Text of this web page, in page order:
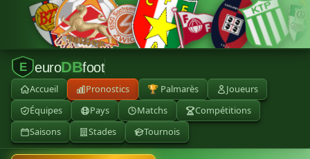
E euroDBfoot
Accueil Pronostics 🏆 Palmarès
Joueurs
Équipes
Pays Matchs
Compétitions
Saisons
Stades Tournois